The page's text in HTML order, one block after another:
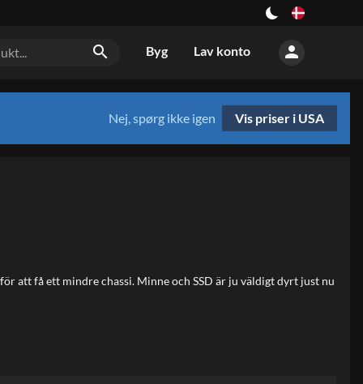
search Byg Lav konto person
Nej, spørg ikke igen Vis priser i USA
att få ett mindre chassi. Minne och SSD är ju väldigt dyrt just nu